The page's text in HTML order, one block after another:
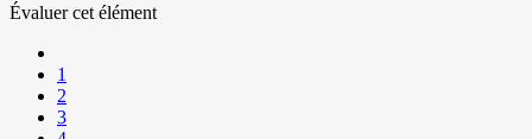
Évaluer cet élément
1
2
3